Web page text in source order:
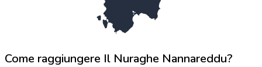
Come raggiungere Il Nuraghe Nannareddu?